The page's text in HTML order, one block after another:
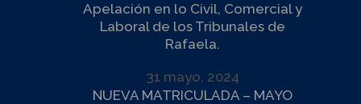
Apelación en lo Civil, Comercial y
Laboral de los Tribunales de
Rafaela.
31 mayo, 2024
NUEVA MATRICULADA – MAYO